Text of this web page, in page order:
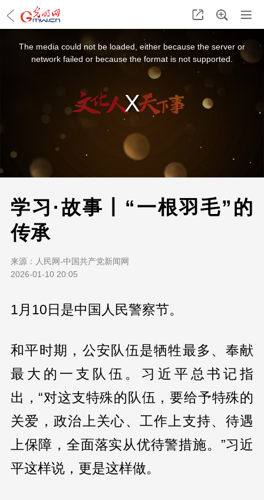
The media could not be loaded, either because the server or
network failed or because the format is not supported.
学习·故事丨“一根羽毛”的
传承
来源： 人民网-中国共产党新闻网
2026-01-10 20:05
1月10日是中国人民警察节。
和平时期，公安队伍是牺牲最多、奉献
最大的一支队伍。习近平总书记指
出，“对这支特殊的队伍，要给予特殊的
关爱，政治上关心、工作上支持、待遇
上保障，全面落实从优待警措施。”习近
平这样说，更是这样做。